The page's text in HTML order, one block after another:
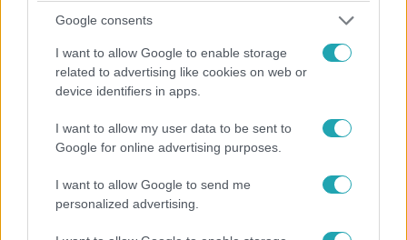
Google consents
I want to allow Google to enable storage
related to advertising like cookies on web or
device identifiers in apps.
I want to allow my user data to be sent to
Google for online advertising purposes.
I want to allow Google to send me
personalized advertising.
Az álommeló
2023. április 21. 20:30
Szabályszegés miatt esik ki egy jelölt Az álommeló
következő adásában
sportban is vannak szabályok, betartjuk.” – fakad ki Dr.
Krasznai István az egyik jelölt csalása miatt. Kövesd Az
álommeló tartalmait minden hétköznap 20:50-től az RTL-